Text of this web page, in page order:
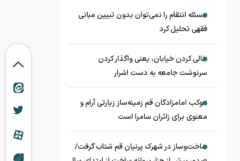
مسئله انتقام را نمی‌توان بدون تبیین مبانی
فقهی تحلیل کرد
خالی کردن خیابان، یعنی واگذار کردن
سرنوشت جامعه به دست اشرار
موکب امامزادگان قم زمینه‌ساز زیارتی آرام و
معنوی برای زائران سامرا است
ساخت‌وساز در شهرک پرنیان قم شتاب گرفت/